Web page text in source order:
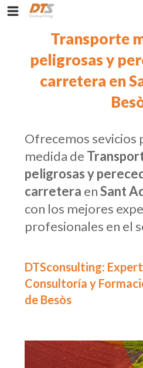
Transporte
peligrosas y
carretera en
Ofrecemos sevicios
medida de
peligrosas y
carretera enSant
con los mejores
profesionales en el
DTSconsulting:
Consultoría y
de Besòs